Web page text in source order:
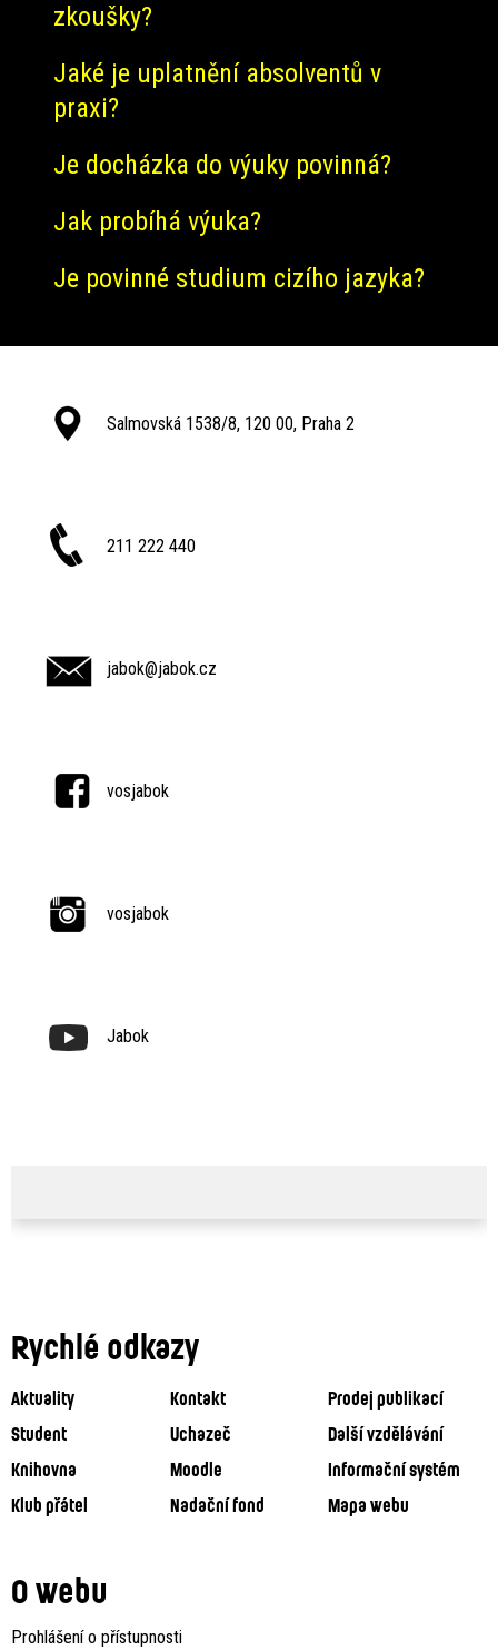
zkoušky?
Jaké je uplatnění absolventů v
praxi?
Je docházka do výuky povinná?
Jak probíhá výuka?
Je povinné studium cizího jazyka?
Salmovská 1538/8, 120 00, Praha 2
211 222 440
jabok@jabok.cz
vosjabok
vosjabok
Jabok
Rychlé odkazy
Aktuality Kontakt
Prodej publikací
Student
Uchazeč
Další vzdělávání
Knihovna
Moodle
Informační systém
Klub přátel
Nadační fond Mapa webu
O webu
Prohlášení o přístupnosti